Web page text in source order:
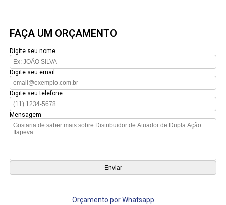
FAÇA UM ORÇAMENTO
Digite seu nome
Digite seu email
Digite seu telefone
Mensagem
Orçamento por Whatsapp